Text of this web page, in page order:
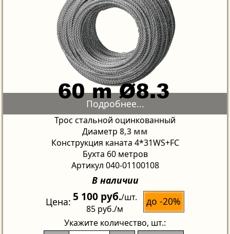
Трос стальной оцинкованный
Диаметр 8,3 мм
Конструкция каната 4*31WS+FC
Бухта 60 метров
Артикул 040-01100108
В наличии
Цена 5 100 руб./шт.
85 руб./м
до -20%
Укажите количество, шт.: